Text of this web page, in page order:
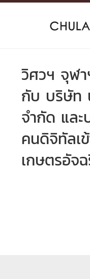
Skip
วิศวฯ จุฬ
กับ บริษัท
จำกัด และ
คนดิจิทัลเ
เกษตรอัจ